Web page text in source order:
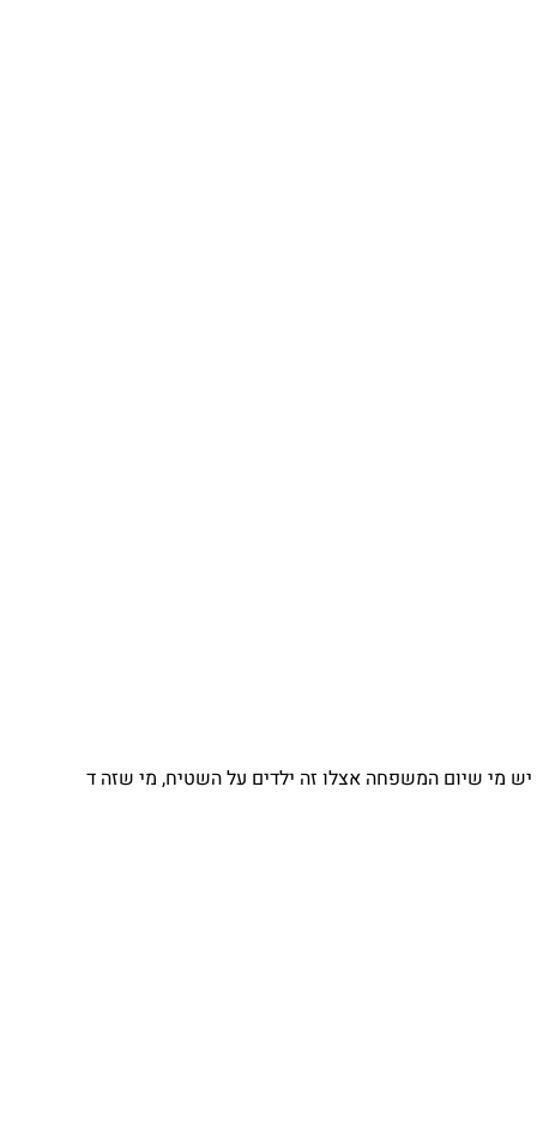
יש מי שיום המשפחה אצלו זה ילדים על השטיח, מי שזה ד